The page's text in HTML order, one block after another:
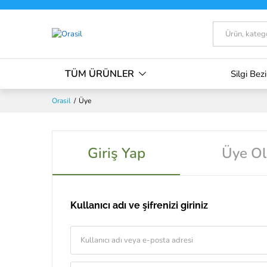
Tümü
TÜM ÜRÜNLER Silgi
Orasil / Üye
Giriş Yap Üye Ol
Kullanıcı adı ve şifrenizi giriniz